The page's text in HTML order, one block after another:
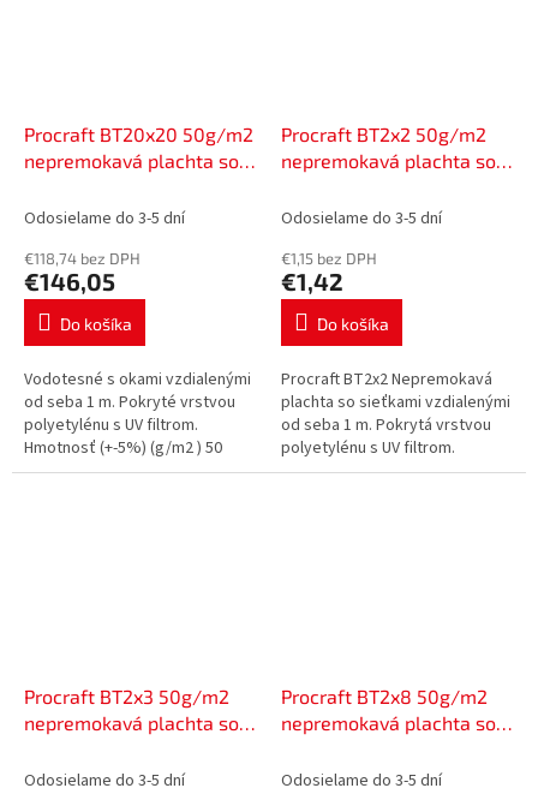
Procraft BT20x20 50g/m2
nepremokavá plachta so
| BT20x20
Odosielame do 3-5 dní
€118,74 bez DPH
€146,05
Do košíka
Vodotesné s okami vzdialenými
od seba 1 m. Pokryté vrstvou
polyetylénu s UV filtrom.
Hmotnosť (+-5%) (g/m2 ) 50
Farba: modrá Rozmery (m)
Procraft BT2x2 50g/m2
nepremokavá plachta so
BT2x2
Odosielame do 3-5 dní
€1,15 bez DPH
€1,42
Do košíka
Procraft BT2x2 Nepremokavá
plachta so sieťkami vzdialenými
od seba 1 m. Pokrytá vrstvou
polyetylénu s UV filtrom.
Hmotnosť (+-5%) (g/m2 ) 50
Procraft BT2x3 50g/m2
nepremokavá plachta so
BT2x3
Odosielame do 3-5 dní
Procraft BT2x8 50g/m2
nepremokavá plachta so
BT2x8
Odosielame do 3-5 dní